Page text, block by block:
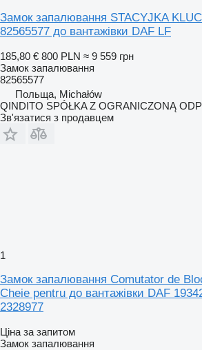
Замок запалювання STACYJKA
82565577 до вантажівки DAF LF
185,80 € 800 PLN ≈ 9 559 грн
Замок запалювання
82565577
Польща, Michałów
QINDITO SPÓŁKA Z OGRANICZONĄ
Зв'язатися з продавцем
1
Замок запалювання Comutator de
Cheie pentru до вантажівки DAF
2328977
Ціна за запитом
Замок запалювання